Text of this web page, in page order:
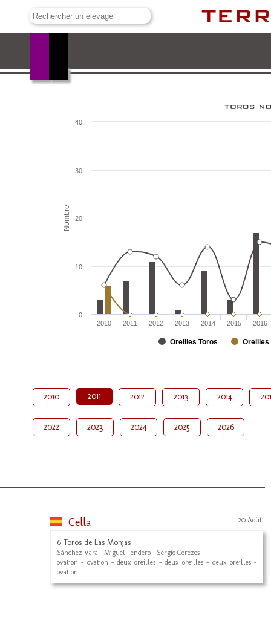
Nombre
Oreilles Toros Oreilles
2010 2011 2012 2013 2014 2015 2016
0
10
20
30
40
2010 2011 2012 2013 2014
2022 2023 2024 2025 2026
Cella 20 Août
6 Toros de Las Monjas
Sánchez Vara - Miguel Tendero - Sergio Cerezos
ovation - ovation - deux oreilles - deux oreilles - deux oreilles -
ovation